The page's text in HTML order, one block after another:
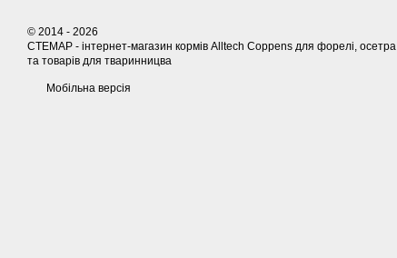
© 2014 - 2026
СТЕМАР - інтернет-магазин кормів Alltech Coppens для форелі, осетра
та товарів для тваринницва
Мобільна версія